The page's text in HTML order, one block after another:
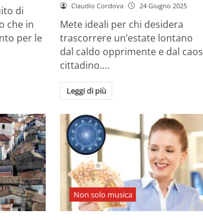
di
che in
per le
Claudio Cordova 24 Giugno 2025
Mete ideali per chi desidera
trascorrere un’estate lontano
dal caldo opprimente e dal caos
cittadino.…
Leggi di più
Non solo musica